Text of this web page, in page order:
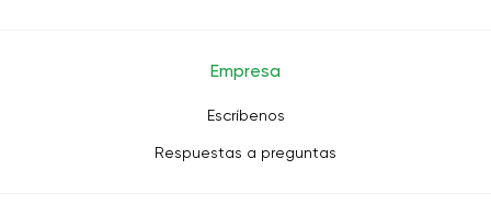
Empresa
Escríbenos
Respuestas a preguntas